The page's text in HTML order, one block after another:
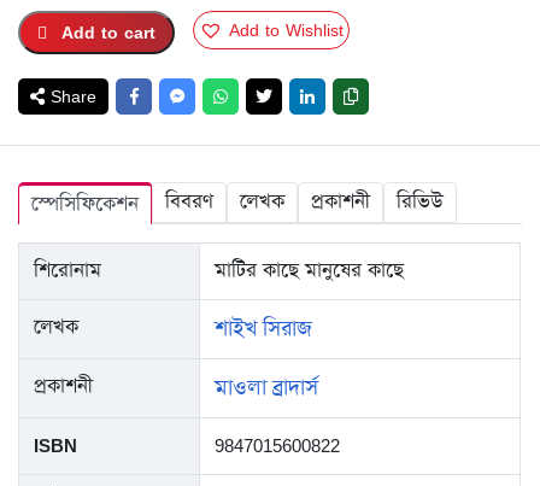
TK.397.TK.253.
Add to cart Add to Wishlist
Share
স্পেসিফিকেশন বিবরণ লেখক প্রকাশনী রিভিউ
শিরোনাম মাটির কাছে মানুষের কাছে
লেখক শাইখ সিরাজ
প্রকাশনী মাওলা ব্রাদার্স
ISBN 9847015600822